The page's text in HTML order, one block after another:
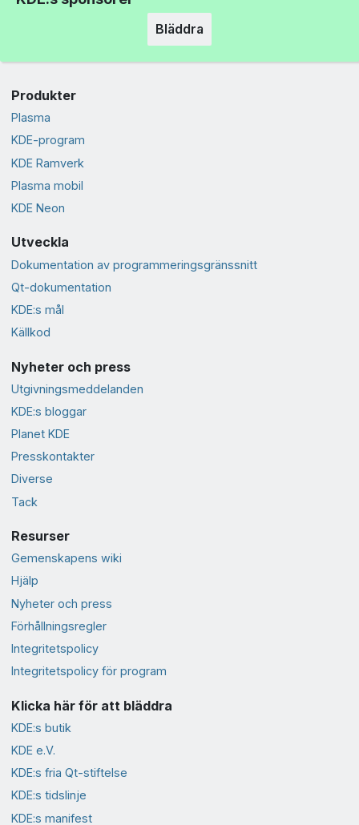
Bläddra
Produkter
Plasma
KDE-program
KDE Ramverk
Plasma mobil
KDE Neon
Utveckla
Dokumentation av programmeringsgränssnitt
Qt-dokumentation
KDE:s mål
Källkod
Nyheter och press
Utgivningsmeddelanden
KDE:s bloggar
Planet KDE
Presskontakter
Diverse
Tack
Resurser
Gemenskapens wiki
Hjälp
Nyheter och press
Förhållningsregler
Integritetspolicy
Integritetspolicy för program
Klicka här för att bläddra
KDE:s butik
KDE e.V.
KDE:s fria Qt-stiftelse
KDE:s tidslinje
KDE:s manifest